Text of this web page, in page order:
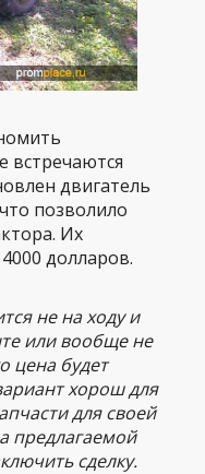
встречаются
двигатель
позволило
Их
долларов.
не на ходу и
или вообще не
цена будет
хорош для
для своей
предлагаемой
сделку.